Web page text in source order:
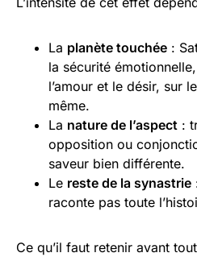
La planète touchée :
la sécurité
l’amour et le désir, sur
même.
La nature de l’aspect :
opposition ou
saveur bien différente.
Le reste de la synastrie
raconte pas toute
Ce qu’il faut retenir avant